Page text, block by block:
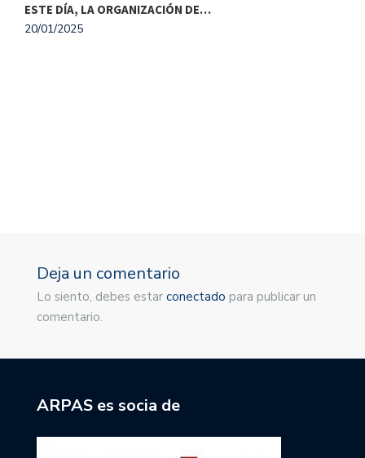
ESTE DÍA, LA ORGANIZACIÓN DE…
20/01/2025
Deja un comentario
Lo siento, debes estar conectado para publicar un
comentario.
ARPAS es socia de